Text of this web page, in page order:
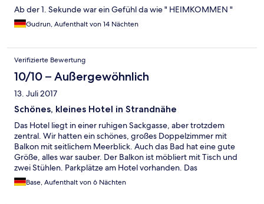
Ab der 1. Sekunde war ein Gefühl da wie " HEIMKOMMEN "
Gudrun, Aufenthalt von 14 Nächten
Verifizierte Bewertung
10/10 – Außergewöhnlich
13. Juli 2017
Schönes, kleines Hotel in Strandnähe
Das Hotel liegt in einer ruhigen Sackgasse, aber trotzdem
zentral. Wir hatten ein schönes, großes Doppelzimmer mit
Balkon mit seitlichem Meerblick. Auch das Bad hat eine gute
Größe, alles war sauber. Der Balkon ist möbliert mit Tisch und
zwei Stühlen. Parkplätze am Hotel vorhanden. Das
Frühstücksbuffet war gut gefüllt und abwechslungsreich,
täglich gab es viel frisches Obst. Das Personal ist nett und
Base, Aufenthalt von 6 Nächten